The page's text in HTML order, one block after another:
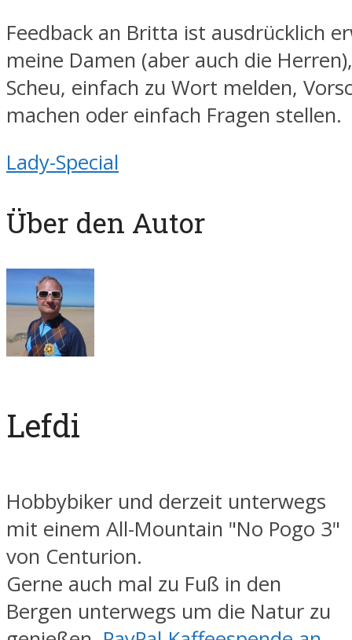
Feedback an Britta ist ausdrücklich
meine Damen (aber auch die
Scheu, einfach zu Wort melden,
machen oder einfach Fragen stellen.
Lady-Special
Über den Autor
Lefdi
Hobbybiker und derzeit unterwegs
mit einem All-Mountain "No Pogo 3"
von Centurion.
Gerne auch mal zu Fuß in den
Bergen unterwegs um die Natur zu